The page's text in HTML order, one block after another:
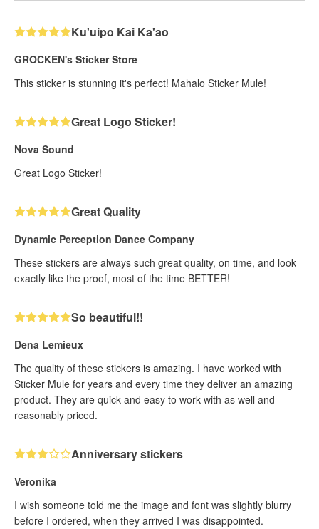
Ku'uipo Kai Ka'ao
GROCKEN's Sticker Store
This sticker is stunning it's perfect! Mahalo Sticker Mule!
Great Logo Sticker!
Nova Sound
Great Logo Sticker!
Great Quality
Dynamic Perception Dance Company
These stickers are always such great quality, on time, and look
exactly like the proof, most of the time BETTER!
So beautiful!!
Dena Lemieux
The quality of these stickers is amazing. I have worked with
Sticker Mule for years and every time they deliver an amazing
product. They are quick and easy to work with as well and
reasonably priced.
Anniversary stickers
Veronika
I wish someone told me the image and font was slightly blurry
before I ordered, when they arrived I was disappointed.